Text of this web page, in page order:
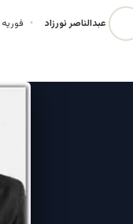
عبدالناصر نورزاد فوریه 12, 2025